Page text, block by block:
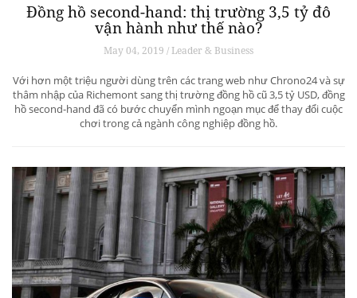
Đồng hồ second-hand: thị trường 3,5 tỷ đô
vận hành như thế nào?
May 04, 2019 / Leader & Business
Với hơn một triệu người dùng trên các trang web như Chrono24 và sự
thâm nhập của Richemont sang thị trường đồng hồ cũ 3,5 tỷ USD, đồng
hồ second-hand đã có bước chuyển mình ngoạn mục để thay đổi cuộc
chơi trong cả ngành công nghiệp đồng hồ.